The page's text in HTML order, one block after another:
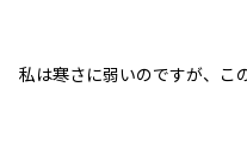
私は寒さに弱いのですが、こ